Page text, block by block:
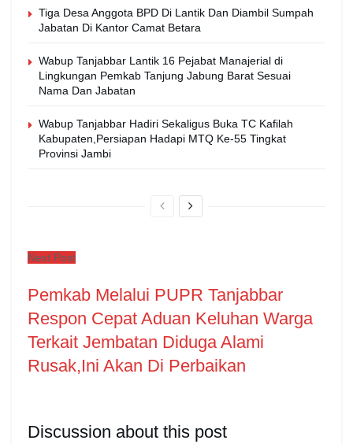
Tiga Desa Anggota BPD Di Lantik Dan Diambil Sumpah
Jabatan Di Kantor Camat Betara
Wabup Tanjabbar Lantik 16 Pejabat Manajerial di
Lingkungan Pemkab Tanjung Jabung Barat Sesuai
Nama Dan Jabatan
Wabup Tanjabbar Hadiri Sekaligus Buka TC Kafilah
Kabupaten,Persiapan Hadapi MTQ Ke-55 Tingkat
Provinsi Jambi
Next Post
Pemkab Melalui PUPR Tanjabbar
Respon Cepat Aduan Keluhan Warga
Terkait Jembatan Diduga Alami
Rusak,Ini Akan Di Perbaikan
Discussion about this post